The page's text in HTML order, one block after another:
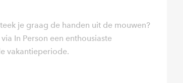
je graag de handen uit de mouwen?
In Person een enthousiaste
vakantieperiode.